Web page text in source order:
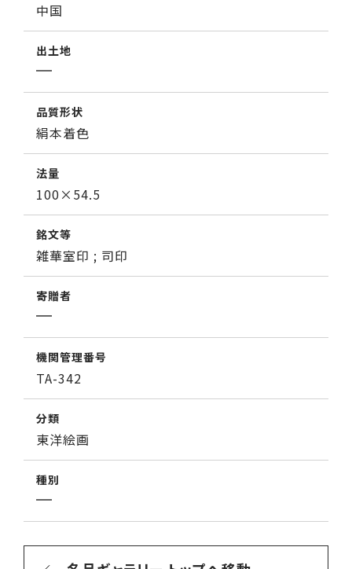
中国
出土地
品質形状
絹本着色
法量
100×54.5
銘文等
雑華室印 ; 司印
寄贈者
機関管理番号
TA-342
分類
東洋絵画
種別